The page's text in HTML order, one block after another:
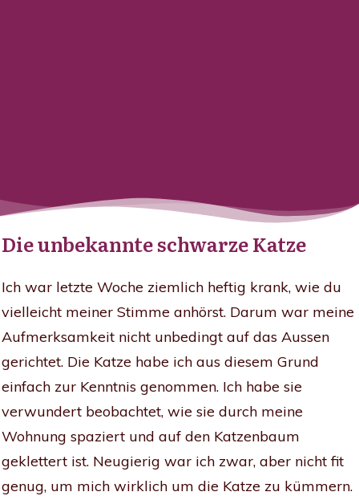
Die unbekannte schwarze Katze
Ich war letzte Woche ziemlich heftig krank, wie du
vielleicht meiner Stimme anhörst. Darum war meine
Aufmerksamkeit nicht unbedingt auf das Aussen
gerichtet. Die Katze habe ich aus diesem Grund
einfach zur Kenntnis genommen. Ich habe sie
verwundert beobachtet, wie sie durch meine
Wohnung spaziert und auf den Katzenbaum
geklettert ist. Neugierig war ich zwar, aber nicht fit
genug, um mich wirklich um die Katze zu kümmern.